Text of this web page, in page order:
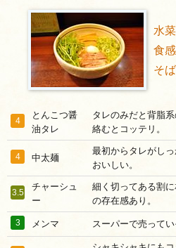
水
食
そば
4
とんこつ醤
油タレ
タレのみだと背脂
絡むとコッテリ。
4 中太麺
最初からタレがし
おいしい。
3.5
チャーシュ
ー
細く切ってある割
の存在感あり。
3 メンマ スーパーで売って